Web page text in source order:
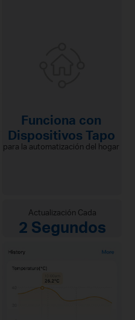
Funciona con
Dispositivos Tapo
para la automatización del hogar
Actualización Cada
2 Segundos